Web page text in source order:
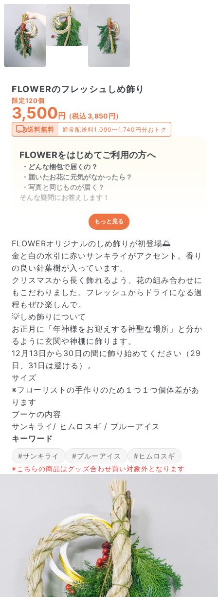
FLOWERのフレッシュしめ飾り
限定120個
3,500 円 （税込 3,850円）
送料無料 通常配送料1,090〜1,740円分おトク
FLOWERをはじめてご利用の方へ
どんな梱包で届くの？
届いたお花に元気がなかったら？
写真と同じものが届く？
そんな疑問にお答えします！
どんな梱包で届くの？
出荷前に水揚げ（花が水を吸いやすくなる処理）を施
し、専用ボックスに丁寧に梱包してお届けしています。
きゅっとまとめられて一見窮屈そうに見えますが、輸送
中の衝撃による折れや擦れを軽減する効果があります。
届いたお花に元気がなかったら？
もし届いたお花に「枯れている」「折れている」などの
不備があった場合は、些細なことでもお気軽にサポート
までご連絡ください。ご返金にて補償いたします。
もっと見る
FLOWERオリジナルのしめ飾りが初登場🌅
金と白の水引に赤いサンキライがアクセント。香り
の良い針葉樹が入っています。
クリスマスから長く飾れるよう、花の組み合わせに
もこだわりました。フレッシュからドライになる過
程もぜひ楽しんで。
💡しめ飾りについて
お正月に「年神様をお迎えする神聖な場所」と分か
るように玄関や神棚に飾ります。
12月13日から30日の間に飾り始めてください（29
日、31日は避ける）。
サイズ
※フローリストの手作りのため１つ１つ個体差があ
ります
ブーケの内容
サンキライ/ ヒムロスギ / ブルーアイス
キーワード
#サンキライ #ブルーアイス
#ヒムロスギ
※こちらの商品はグッズ合わせ買い対象外となります